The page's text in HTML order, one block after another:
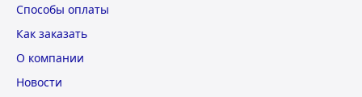
Способы оплаты
Как заказать
О компании
Новости